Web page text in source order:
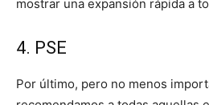
mostrar una expansión rápida a
4. PSE
Por último, pero no menos